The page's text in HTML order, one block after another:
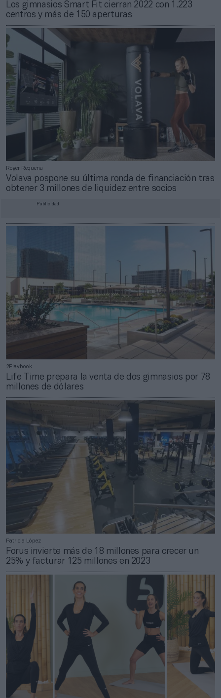
Los gimnasios Smart Fit cierran 2022 con 1.223
centros y más de 150 aperturas
Roger Requena
Volava pospone su última ronda de financiación tras
obtener 3 millones de liquidez entre socios
Publicidad
2Playbook
Life Time prepara la venta de dos gimnasios por 78
millones de dólares
Patricia López
Forus invierte más de 18 millones para crecer un
25% y facturar 125 millones en 2023